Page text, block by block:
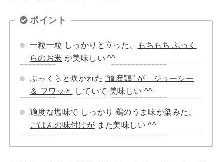
ポイント
一粒一粒 しっかりと立った、
もちもち ふっく
らのお米 が美味しい ^^
ぷっくらと炊かれた “道産鶏” が、ジューシー
＆ フワッと
していて 美味しい ^^
適度な塩味で しっかり 鶏のうま味が染みた、
ごはんの味付けが また美味しい ^^